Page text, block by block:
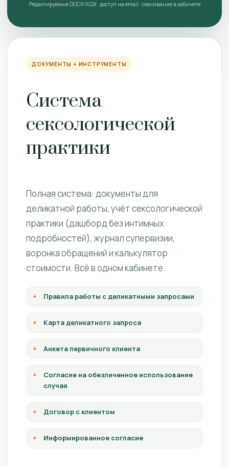
Редактируемые DOCX/XLSX · доступ на email · скачивание в кабинете
ДОКУМЕНТЫ + ИНСТРУМЕНТЫ
Система
сексологической
практики
Полная система: документы для
деликатной работы, учёт сексологической
практики (дашборд без интимных
подробностей), журнал супервизии,
воронка обращений и калькулятор
стоимости. Всё в одном кабинете.
Правила работы с деликатными запросами
Карта деликатного запроса
Анкета первичного клиента
Согласие на обезличенное использование
случая
Договор с клиентом
Информированное согласие